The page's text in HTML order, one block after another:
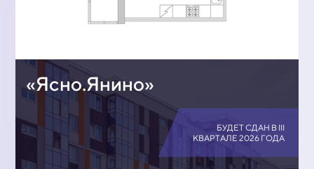
«Ясно.Янино»
БУДЕТ СДАН В III
КВАРТАЛЕ 2026 ГОДА